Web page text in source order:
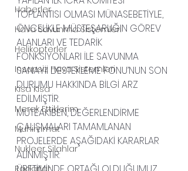
Haberler
Hava Savunma Sistemleri
Helikopterler
Insansiz Hava Sistemleri
Kisa Kisa
Merak Ettiklerim
Muhimmat
Nukleer Silahlar
Radarlar
TOPLANTISI OLMASI MÜNASEBETİYLE,
ÖNCELİKLE MÜSTEŞARLIĞIN GÖREV
ALANLARI VE TEDARİK
FONKSİYONLARI İLE SAVUNMA
SANAYİİ DESTEKLEME FONU’NUN SON
DURUMU HAKKINDA BİLGİ ARZ
EDİLMİŞTİR.
MÜTEAKİBEN, DEĞERLENDİRME
ÇALIŞMALARI TAMAMLANAN
PROJELERDE AŞAĞIDAKİ KARARLAR
ALINMIŞTIR: